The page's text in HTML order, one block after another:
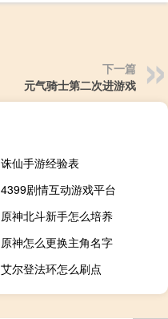
下一篇
元气骑士第二次进游戏
诛仙手游经验表
4399剧情互动游戏平台
原神北斗新手怎么培养
原神怎么更换主角名字
艾尔登法环怎么刷点